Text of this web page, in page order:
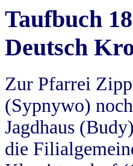
Taufbuch
Deutsch
Zur Pfarrei
(Sypnywo)
Jagdhaus
die